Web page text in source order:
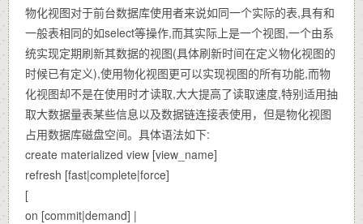
物化视图对于前台数据库使用者来说如同一个实际的表,具有和
一般表相同的如select等操作,而其实际上是一个视图,一个由系
统实现定期刷新其数据的视图(具体刷新时间在定义物化视图的
时候已有定义),使用物化视图更可以实现视图的所有功能,而物
化视图却不是在使用时才读取,大大提高了读取速度,特别适用抽
取大数据量表某些信息以及数据链连接表使用，但是物化视图
占用数据库磁盘空间。具体语法如下:
create materialized view [view_name]
refresh [fast|complete|force]
[
on [commit|demand] |